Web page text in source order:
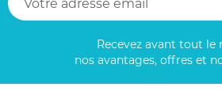
Recevez avant tout le
nos avantages, offres et